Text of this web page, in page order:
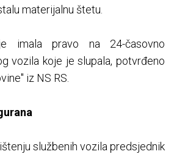
materijalnu štetu.
imala pravo na 24-časovno
vozila koje je slupala, potvrđeno
iz NS RS.
službenih vozila predsjednik